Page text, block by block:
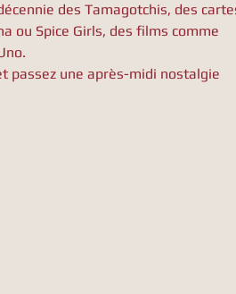
des Tamagotchis, des
ou Spice Girls, des films comme
passez une après-midi nostalgie